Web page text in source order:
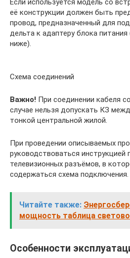
Если используется модель со
её конструкции должен быть
провод, предназначенный для
дельта к адаптеру блока
ниже).
Схема соединений
Важно! При соединении кабеля
случае нельзя допускать КЗ
тонкой центральной жилой.
При проведении описываемых
руководствоваться
телевизионных разъёмов, в
содержаться схема подключения.
Читайте также:
мощность таблица
Особенности